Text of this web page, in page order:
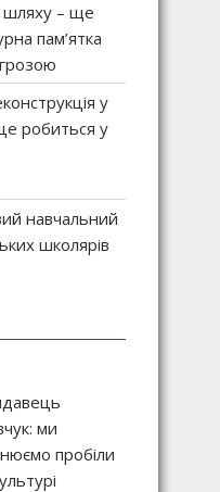
шляху – ще
пам’ятка
у
робиться у
навчальний
школярів
ми
пробіли